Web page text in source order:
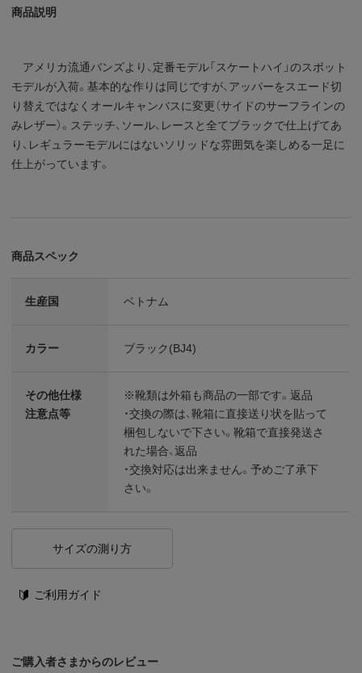
商品説明
アメリカ流通バンズより、定番モデル「スケートハイ」のスポット
モデルが入荷。基本的な作りは同じですが、アッパーをスエード切
り替えではなくオールキャンバスに変更（サイドのサーフラインの
みレザー）。ステッチ、ソール、レースと全てブラックで仕上げてあ
り、レギュラーモデルにはないソリッドな雰囲気を楽しめる一足に
仕上がっています。
商品スペック
生産国 ベトナム
カラー ブラック(BJ4)
その他仕様
注意点等
※靴類は外箱も商品の一部です。返品
・交換の際は、靴箱に直接送り状を貼って
梱包しないで下さい。靴箱で直接発送さ
れた場合、返品
・交換対応は出来ません。予めご了承下
さい。
サイズの測り方
ご利用ガイド
ご購入者さまからのレビュー